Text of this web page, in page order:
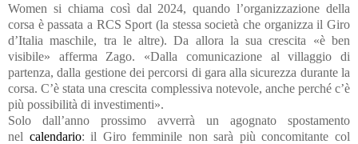
Women si chiama così dal 2024, quando l’organizzazione della
corsa è passata a RCS Sport (la stessa società che organizza il Giro
d’Italia maschile, tra le altre). Da allora la sua crescita «è ben
visibile» afferma Zago. «Dalla comunicazione al villaggio di
partenza, dalla gestione dei percorsi di gara alla sicurezza durante la
corsa. C’è stata una crescita complessiva notevole, anche perché c’è
più possibilità di investimenti».
Solo dall’anno prossimo avverrà un agognato spostamento
nel calendario: il Giro femminile non sarà più concomitante col